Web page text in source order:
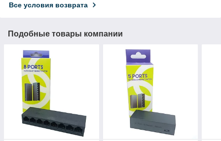
Все условия возврата
Подобные товары компании